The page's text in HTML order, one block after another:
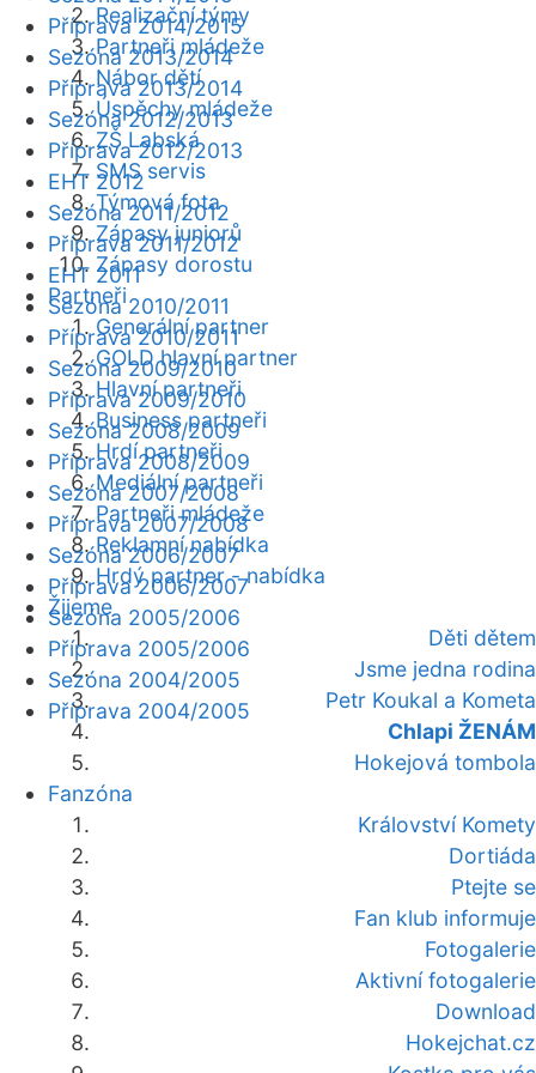
Realizační týmy
Partneři mládeže
Nábor dětí
Úspěchy mládeže
ZŠ Labská
SMS servis
Týmová fota
Zápasy juniorů
Zápasy dorostu
Partneři
Generální partner
GOLD hlavní partner
Hlavní partneři
Business partneři
Hrdí partneři
Mediální partneři
Partneři mládeže
Reklamní nabídka
Hrdý partner - nabídka
Žijeme
Děti dětem
Jsme jedna rodina
Petr Koukal a Kometa
Chlapi ŽENÁM
Hokejová tombola
Fanzóna
Království Komety
Dortiáda
Ptejte se
Fan klub informuje
Fotogalerie
Aktivní fotogalerie
Download
Hokejchat.cz
Příprava 2014/2015
Sezóna 2013/2014
Příprava 2013/2014
Sezóna 2012/2013
Příprava 2012/2013
EHT 2012
Sezóna 2011/2012
Příprava 2011/2012
EHT 2011
Sezóna 2010/2011
Příprava 2010/2011
Sezóna 2009/2010
Příprava 2009/2010
Sezóna 2008/2009
Příprava 2008/2009
Sezóna 2007/2008
Příprava 2007/2008
Sezóna 2006/2007
Příprava 2006/2007
Sezóna 2005/2006
Příprava 2005/2006
Sezóna 2004/2005
Příprava 2004/2005